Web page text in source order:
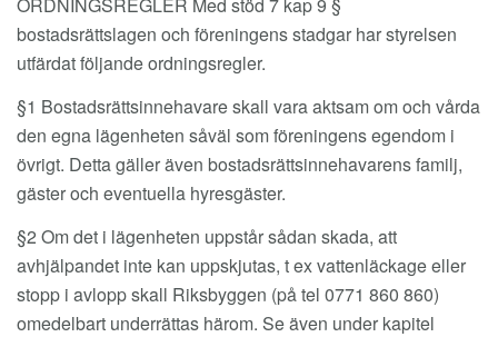
bostadsrättslagen och föreningens stadgar har styrelsen
utfärdat följande ordningsregler.
§1 Bostadsrättsinnehavare skall vara aktsam om och vårda
den egna lägenheten såväl som föreningens egendom i
övrigt. Detta gäller även bostadsrättsinnehavarens familj,
gäster och eventuella hyresgäster.
§2 Om det i lägenheten uppstår sådan skada, att
avhjälpandet inte kan uppskjutas, t ex vattenläckage eller
stopp i avlopp skall Riksbyggen (på tel 0771 860 860)
omedelbart underrättas härom. Se även under kapitel